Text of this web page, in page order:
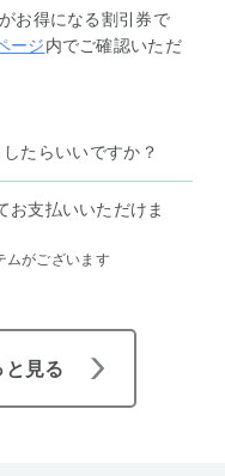
お得になる割引券で
ージ内でご確認いただ
たらいいですか？
お支払いいただけま
ムがございます
と見る